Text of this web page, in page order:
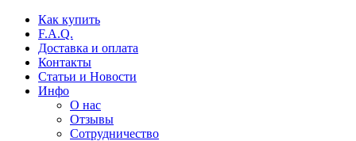
Как купить
F.A.Q.
Доставка и оплата
Контакты
Статьи и Новости
Инфо
О нас
Отзывы
Сотрудничество